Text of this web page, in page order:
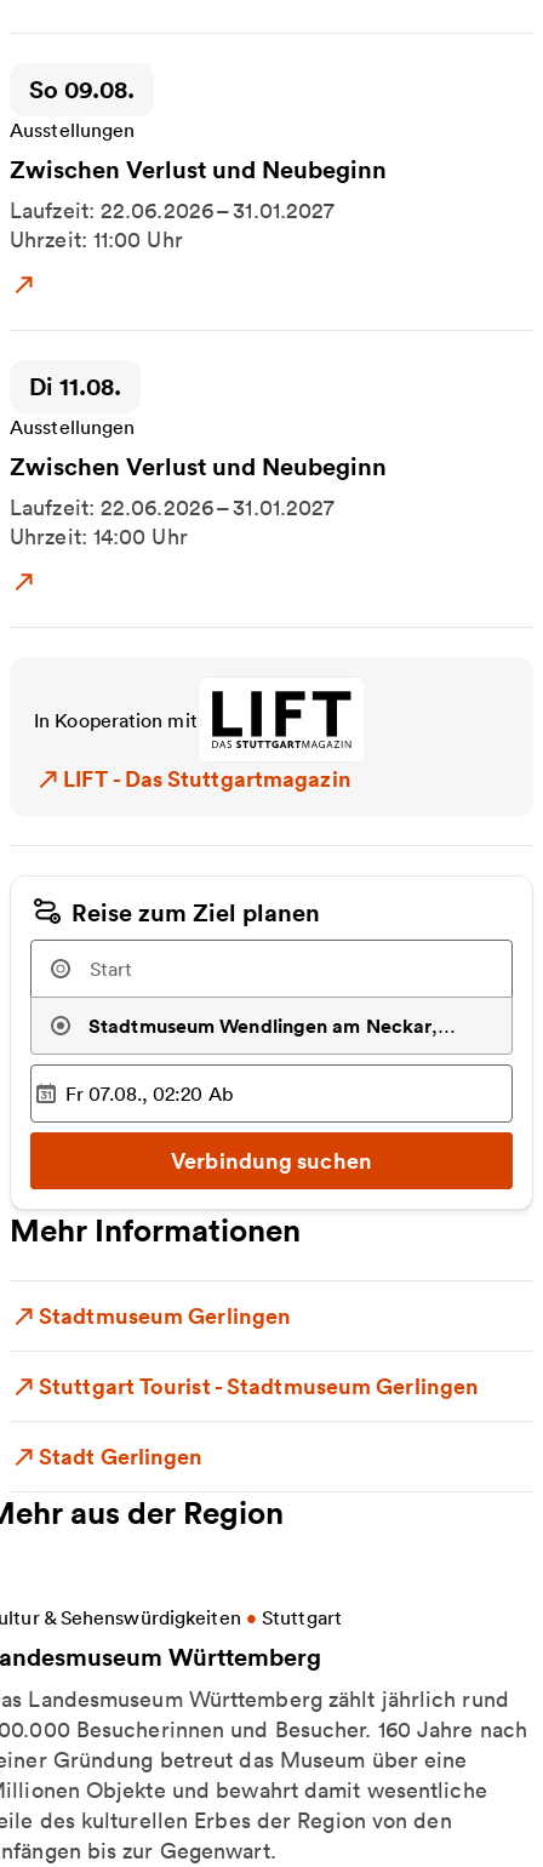
Zeitpunkt der Veranstaltung:
So 09.08.
Ausstellungen
Zwischen Verlust und Neubeginn
Laufzeit: 22.06.2026 – 31.01.2027
Uhrzeit: 11:00 Uhr
Zum Event: Zwischen Verlust und Neubeginn
Zeitpunkt der Veranstaltung:
Di 11.08.
Ausstellungen
Zwischen Verlust und Neubeginn
Laufzeit: 22.06.2026 – 31.01.2027
Uhrzeit: 14:00 Uhr
Zum Event: Zwischen Verlust und Neubeginn
In Kooperation mit
LIFT - Das Stuttgartmagazin
LIFT - Das Stuttgartmagazin
Reise zum Ziel planen
Stadtmuseum Wendlingen am Neckar,
Ausgewählter Zeitpunkt
Fr 07.08., 02:20 Ab
Verbindung suchen
Mehr Informationen
Stadtmuseum Gerlingen
Stuttgart Tourist - Stadtmuseum Gerlingen
Stadt Gerlingen
aus der Region
& Sehenswürdigkeiten • Stuttgart
Württemberg
Landesmuseum Württemberg zählt jährlich rund
Besucherinnen und Besucher. 160 Jahre nach
Gründung betreut das Museum über eine
Objekte und bewahrt damit wesentliche
des kulturellen Erbes der Region von den
bis zur Gegenwart.
Informationen zu Landesmuseum